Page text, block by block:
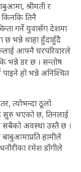
श्रीमती र
तिनै
गर्ने युवासँग देशमा
छ भन्ने थाहा हुँदाहुँदै
आफ्नै घरपरिवारले
भन्ने डर छ । सन्तोष
हो भन्ने अनिश्चित
त्योभन्दा ठूलो
सुरु भएको छ, तिनलाई
सबैको अवस्था उस्तै छ ।
हामीले
रमेश डाँगीले